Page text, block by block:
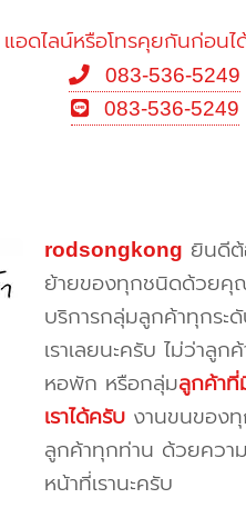
แอดไลน์หรือโทรคุยกันก่อนไ
083-536-5249
083-536-5249
rodsongkong ยินดีต้
ย้ายของทุกชนิดด้วยคุ
บริการกลุ่มลูกค้าทุกระ
เราเลยนะครับ ไม่ว่าลู
หอพัก หรือกลุ่มลูกค้าที่
เราได้ครับงานขนของทุก
ลูกค้าทุกท่าน ด้วยควา
หน้าที่เรานะครับ